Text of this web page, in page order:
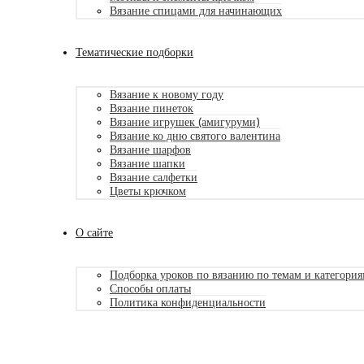
Вязание спицами для начинающих
Тематические подборки
Вязание к новому году
Вязание пинеток
Вязание игрушек (амигуруми)
Вязание ко дню святого валентина
Вязание шарфов
Вязание шапки
Вязание салфетки
Цветы крючком
О сайте
Подборка уроков по вязанию по темам и
Способы оплаты
Политика конфиденциальности